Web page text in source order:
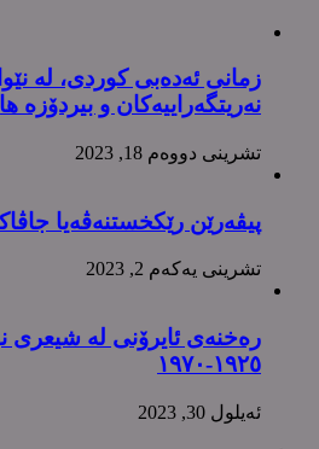
زمانی ئەدەبی کوردی، لە
نەریتگەراییەکان و بیردۆزە
تشرینی دووه‌م 18, 2023
پیڤەرێن رێکخستنەڤەیا
تشرینی یه‌كه‌م 2, 2023
رەخنەی ئایرۆنی لە شیعری
١٩٢٥-١٩٧٠
ئه‌یلول 30, 2023